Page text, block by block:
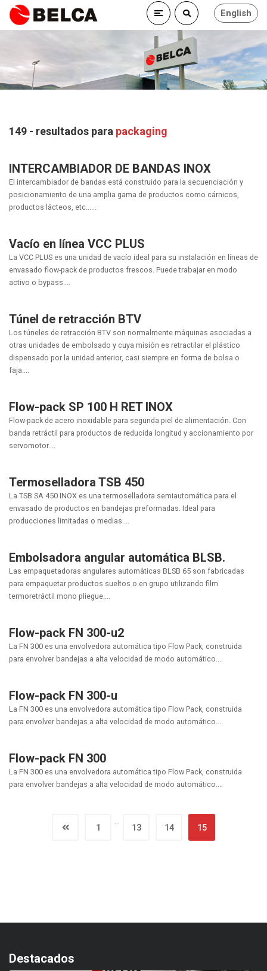
English
149 - resultados para packaging
INTERCAMBIADOR DE BANDAS INOX
El intercambiador de bandas está construido para la secuenciación y
posicionamiento de una amplia gama de productos como cárnicos,
productos lácteos, etc......
Vacío en línea VCC PLUS
La VCC PLUS es una unidad de vacío ideal para su instalación en líneas de
envasado flow-pack de productos frescos. Puede trabajar en modo
activo o bypass....
Túnel de retracción BTV
Los túneles de retracción BTV son normalmente máquinas asociadas a
otras unidades de embolsado y cuya misión es retractilar el plástico
dispensado por la unidad anterior, casi siempre en forma de bolsa o
faja....
Flow-pack SP 100 H RET INOX
Flow-pack de acero inoxidable para segunda piel de alimentación. Con
banda retráctil para productos de reducida longitud y accionamiento por
servomotor....
Termoselladora TSB 450
La TSB SA 450 INOX es una termoselladora semiautomática para el
envasado de productos en bandejas preformadas. Ideal para
producciones limitadas o medias....
Embolsadora angular automática BLSB.
Las empaquetadoras angulares automáticas BLSB 65 son fabricadas
para empaquetar productos sueltos o en grupo utilizando film
termoretráctil mono pliegue....
Flow-pack FN 300-u2
La FN 300 es una envolvedora automática tipo Flow Pack, construida
para envolver bandejas a alta velocidad de modo automático....
Flow-pack FN 300-u
La FN 300 es una envolvedora automática tipo Flow Pack, construida
para envolver bandejas a alta velocidad de modo automático....
Flow-pack FN 300
La FN 300 es una envolvedora automática tipo Flow Pack, construida
para envolver bandejas a alta velocidad de modo automático....
1 13 14 15
Destacados